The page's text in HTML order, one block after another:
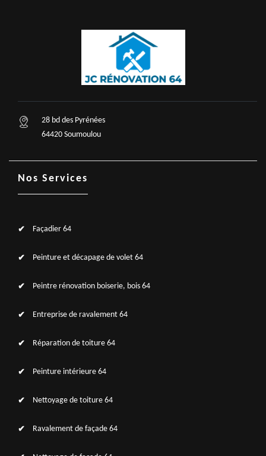
28 bd des Pyrénées
64420 Soumoulou
Nos Services
Façadier 64
Peinture et décapage de volet 64
Peintre rénovation boiserie, bois 64
Entreprise de ravalement 64
Réparation de toiture 64
Peinture intérieure 64
Nettoyage de toiture 64
Ravalement de façade 64